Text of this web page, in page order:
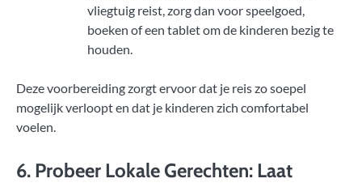
vliegtuig reist, zorg dan voor speelgoed,
boeken of een tablet om de kinderen bezig te
houden.
Deze voorbereiding zorgt ervoor dat je reis zo soepel
mogelijk verloopt en dat je kinderen zich comfortabel
voelen.
6. Probeer Lokale Gerechten: Laat